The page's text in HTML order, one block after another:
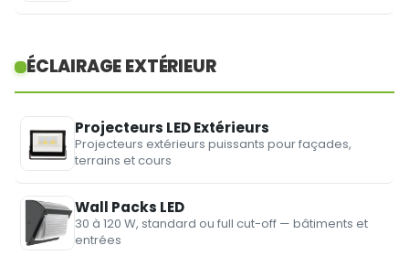
ÉCLAIRAGE EXTÉRIEUR
Projecteurs LED Extérieurs
Projecteurs extérieurs puissants pour façades,
terrains et cours
Wall Packs LED
30 à 120 W, standard ou full cut-off — bâtiments et
entrées